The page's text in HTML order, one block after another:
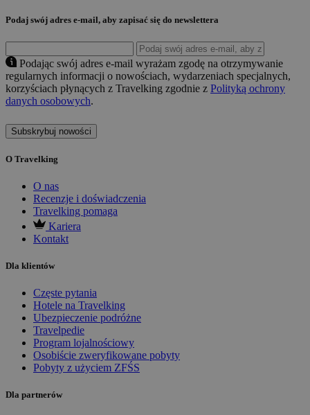
Podaj swój adres e-mail, aby zapisać się do newslettera
Podając swój adres e-mail wyrażam zgodę na otrzymywanie
regularnych informacji o nowościach, wydarzeniach specjalnych,
korzyściach płynących z Travelking zgodnie z Polityką ochrony
danych osobowych.
Subskrybuj nowości
O Travelking
O nas
Recenzje i doświadczenia
Travelking pomaga
Kariera
Kontakt
Dla klientów
Częste pytania
Hotele na Travelking
Ubezpieczenie podróżne
Travelpedie
Program lojalnościowy
Osobiście zweryfikowane pobyty
Pobyty z użyciem ZFŚS
Dla partnerów